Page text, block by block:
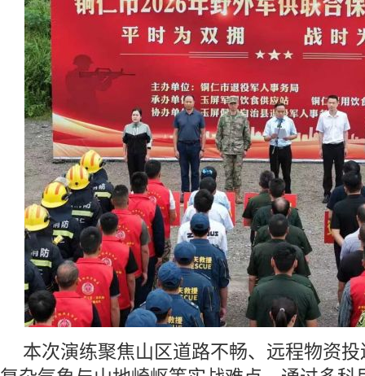
本次演练聚焦山区道路不畅、远程物资